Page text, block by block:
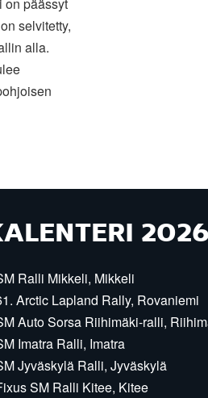
selvitetty,
alla.
2026
Ralli Mikkeli, Mikkeli
Arctic Lapland Rally, Rovaniemi
Auto Sorsa Riihimäki-ralli,
Imatra Ralli, Imatra
Jyväskylä Ralli, Jyväskylä
SM Ralli Kitee, Kitee